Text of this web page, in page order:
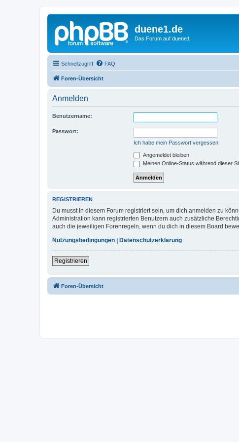
duene1.de
Das Forum auf duene1
Schnellzugriff FAQ
Foren-Übersicht
Anmelden
Benutzername:
Passwort:
Ich habe mein Passwort vergessen
Angemeldet bleiben
Meinen Online-Status während dieser
REGISTRIEREN
Du musst in diesem Forum registriert sein, um dich anmelden zu
Administration kann registrierten Benutzern auch zusätzliche
auch die jeweiligen Forenregeln, wenn du dich in diesem Board
Nutzungsbedingungen
Datenschutzerklärung
Registrieren
Foren-Übersicht